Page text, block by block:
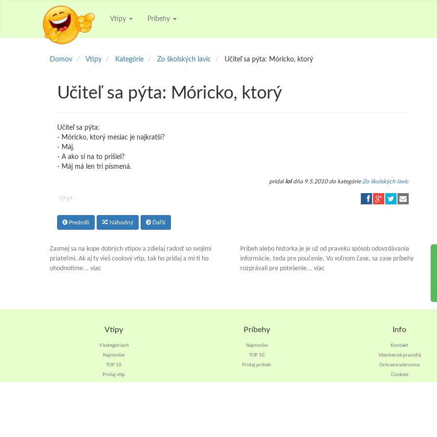
Vtipy Príbehy
Domov Vtipy Kategórie Zo školských lavíc Učiteľ sa pýta: Móricko, ktorý
Učiteľ sa pýta: Móricko, ktorý
Učiteľ sa pýta:
- Móricko, ktorý mesiac je najkratší?
- Máj.
- A ako si na to prišiel?
- Máj má len tri písmená.
pridal loldňa 9.5.2010 do kategórie Zo školských lavíc
17
Predošlí Náhodný Ďaľší
Zasmej sa na kope dobrých vtipov a zdielaj radosť so svojimi
priateľmi. Ak aj ty vieš coolový vtip, tak ho pridaj a mi ti ho
ohodnotíme... viac
Príbeh alebo historka je je už od praveku spósob odovzdávania
informácie, teda pre poučenie. Vo voľnom čase, sa zase príbehy
rozprávali pre potešenie... viac
Vtipy
V kategóriach
Najnovšie
TOP 10
Pridaj vtip
Príbehy
Najnovšie
TOP 10
Pridaj príbeh
Info
Kontakt
Všeobecné pravidlá
Ochrana súkromia
Cookies